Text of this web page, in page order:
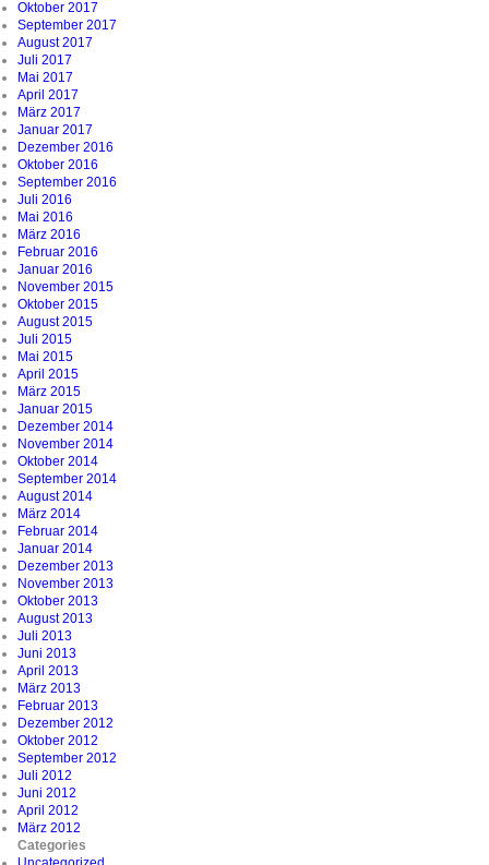
Oktober 2017
September 2017
August 2017
Juli 2017
Mai 2017
April 2017
März 2017
Januar 2017
Dezember 2016
Oktober 2016
September 2016
Juli 2016
Mai 2016
März 2016
Februar 2016
Januar 2016
November 2015
Oktober 2015
August 2015
Juli 2015
Mai 2015
April 2015
März 2015
Januar 2015
Dezember 2014
November 2014
Oktober 2014
September 2014
August 2014
März 2014
Februar 2014
Januar 2014
Dezember 2013
November 2013
Oktober 2013
August 2013
Juli 2013
Juni 2013
April 2013
März 2013
Februar 2013
Dezember 2012
Oktober 2012
September 2012
Juli 2012
Juni 2012
April 2012
März 2012
Categories